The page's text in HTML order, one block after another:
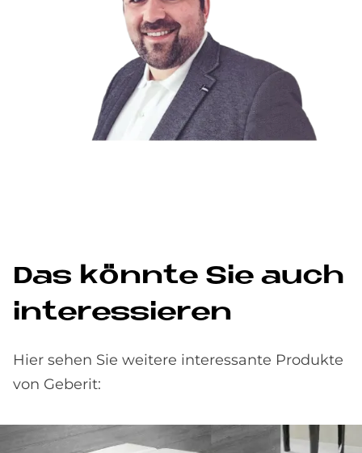
Das könn­te Sie auch
in­ter­es­sie­ren
Hier sehen Sie weitere interessante Produkte
von Geberit: